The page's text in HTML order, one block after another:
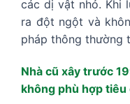
các dị vật nhỏ. Khi
ra đột ngột và
pháp thông thường
Nhà cũ xây trước
không phù hợp tiêu